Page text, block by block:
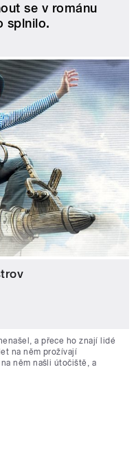
se v románu
splnilo.
a přece ho znají lidé
na něm prožívají
něm našli útočiště, a